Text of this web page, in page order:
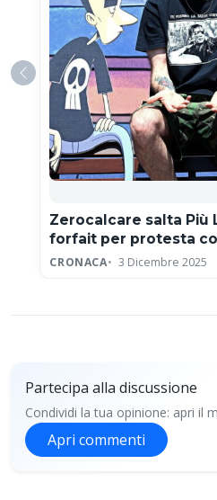
Zerocalcare salta Più
forfait per protesta
neofascista
CRONACA 3 Dicembre 2025
Partecipa alla discussione
Condividi la tua opinione: apri il
Apri commenti